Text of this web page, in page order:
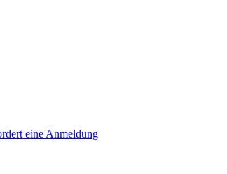
eine Anmeldung